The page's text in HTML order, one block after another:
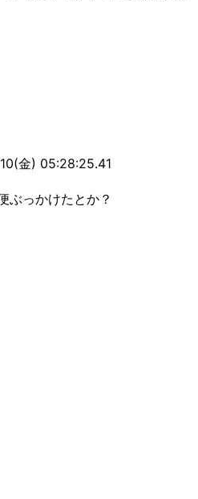
金) 05:28:25.41
ぶっかけたとか？